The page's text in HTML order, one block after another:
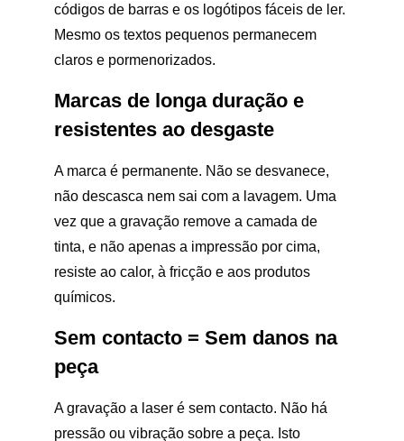
códigos de barras e os logótipos fáceis de ler.
Mesmo os textos pequenos permanecem
claros e pormenorizados.
Marcas de longa duração e
resistentes ao desgaste
A marca é permanente. Não se desvanece,
não descasca nem sai com a lavagem. Uma
vez que a gravação remove a camada de
tinta, e não apenas a impressão por cima,
resiste ao calor, à fricção e aos produtos
químicos.
Sem contacto = Sem danos na
peça
A gravação a laser é sem contacto. Não há
pressão ou vibração sobre a peça. Isto